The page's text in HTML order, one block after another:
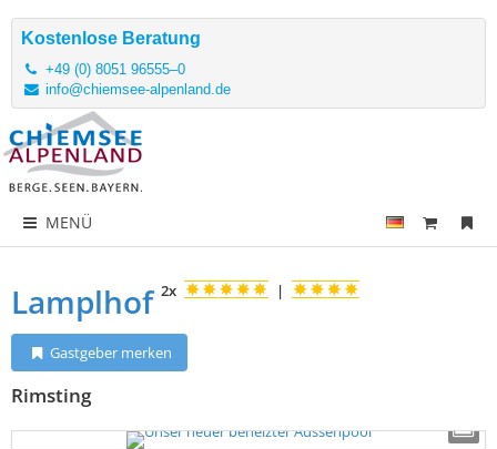
Kostenlose Beratung
+49 (0) 8051 96555–0
info@chiemsee-alpenland.de
MENÜ
Lamplhof 2x |
Gastgeber merken
Rimsting